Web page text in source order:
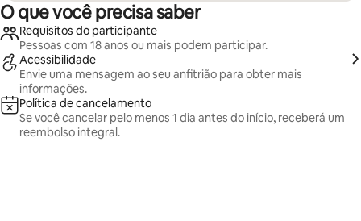
O que você precisa saber
Requisitos do participante
Pessoas com 18 anos ou mais podem participar.
Acessibilidade
Envie uma mensagem ao seu anfitrião para obter mais
informações.
Política de cancelamento
Se você cancelar pelo menos 1 dia antes do início, receberá um
reembolso integral.